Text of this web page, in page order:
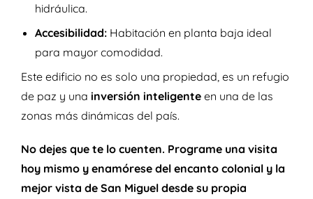
hidráulica.
Accesibilidad: Habitación en planta baja ideal
para mayor comodidad.
Este edificio no es solo una propiedad, es un refugio
de paz y una inversión inteligente en una de las
zonas más dinámicas del país.
No dejes que te lo cuenten. Programe una visita
hoy mismo y enamórese del encanto colonial y la
mejor vista de San Miguel desde su propia